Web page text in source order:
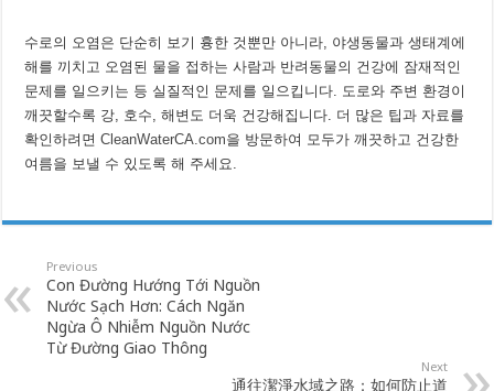
수로의 오염은 단순히 보기 흉한 것뿐만 아니라, 야생동물과 생태계에
해를 끼치고 오염된 물을 접하는 사람과 반려동물의 건강에 잠재적인
문제를 일으키는 등 실질적인 문제를 일으킵니다. 도로와 주변 환경이
깨끗할수록 강, 호수, 해변도 더욱 건강해집니다. 더 많은 팁과 자료를
확인하려면CleanWaterCA.com을 방문하여 모두가 깨끗하고 건강한
여름을 보낼 수 있도록 해 주세요.
Previous
Con Đường Hướng Tới Nguồn
Nước Sạch Hơn: Cách Ngăn
Ngừa Ô Nhiễm Nguồn Nước
Từ Đường Giao Thông
Next
通往潔淨水域之路：如何防止道